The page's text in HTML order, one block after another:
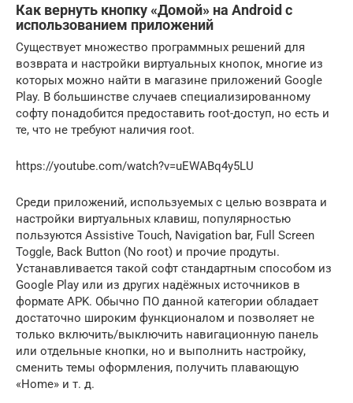
Как вернуть кнопку «Домой» на Android с
использованием приложений
Существует множество программных решений для
возврата и настройки виртуальных кнопок, многие из
которых можно найти в магазине приложений Google
Play. В большинстве случаев специализированному
софту понадобится предоставить root-доступ, но есть и
те, что не требуют наличия root.
https://youtube.com/watch?v=uEWABq4y5LU
Среди приложений, используемых с целью возврата и
настройки виртуальных клавиш, популярностью
пользуются Assistive Touch, Navigation bar, Full Screen
Toggle, Back Button (No root) и прочие продуты.
Устанавливается такой софт стандартным способом из
Google Play или из других надёжных источников в
формате APK. Обычно ПО данной категории обладает
достаточно широким функционалом и позволяет не
только включить/выключить навигационную панель
или отдельные кнопки, но и выполнить настройку,
сменить темы оформления, получить плавающую
«Home» и т. д.